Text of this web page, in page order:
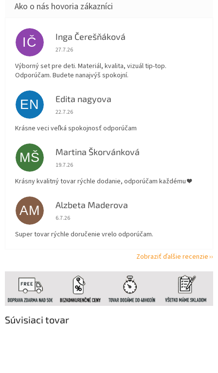
Súvisiaci tovar
IČ Inga Čerešňáková
Hodnotenie obchodu je 5 z 5 hviezdičiek.
27.7.26
Výborný set pre deti. Materiál, kvalita, vizuál tip-top.
Odporúčam. Budete nanajvýš spokojní.
EN Edita nagyova
Hodnotenie obchodu je 5 z 5 hviezdičiek.
22.7.26
Krásne veci veľká spokojnosť odporúčam
MŠ Martina Škorvánková
Hodnotenie obchodu je 5 z 5 hviezdičiek.
19.7.26
Krásny kvalitný tovar rýchle dodanie, odporúčam každému ❤️
AM Alzbeta Maderova
Hodnotenie obchodu je 5 z 5 hviezdičiek.
6.7.26
Super tovar rýchle doručenie vrelo odporúčam.
Zobraziť ďalšie recenzie